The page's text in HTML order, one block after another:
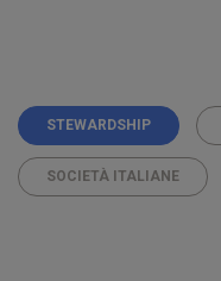
STEWARDSHIP
SOCIETÀ ITALIANE